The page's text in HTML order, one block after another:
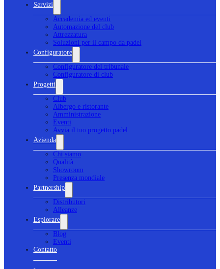
Servizi
Accademia ed eventi
Automazione del club
Attrezzatura
Soluzioni per il campo da padel
Configuratore
Configuratore del tribunale
Configuratore di club
Progetti
Club
Albergo e ristorante
Amministrazione
Eventi
Avvia il tuo progetto padel
Azienda
Chi siamo
Qualità
Showroom
Presenza mondiale
Partnership
Distributori
Alleanze
Esplorare
Blog
Eventi
Contatto